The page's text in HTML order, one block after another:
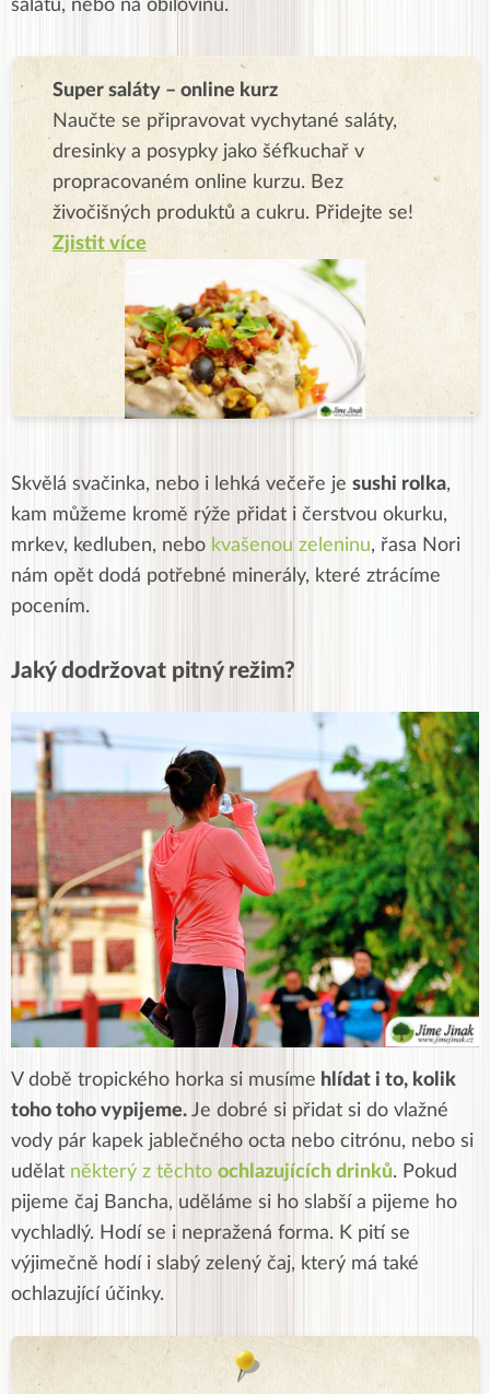
salátu, nebo na obilovinu.
Super saláty – online kurz
Naučte se připravovat vychytané saláty,
dresinky a posypky jako šéfkuchař v
propracovaném online kurzu. Bez
živočišných produktů a cukru. Přidejte se!
Zjistit více
Skvělá svačinka, nebo i lehká večeře je sushi rolka,
kam můžeme kromě rýže přidat i čerstvou okurku,
mrkev, kedluben, nebo kvašenou zeleninu, řasa Nori
nám opět dodá potřebné minerály, které ztrácíme
pocením.
Jaký dodržovat pitný režim?
V době tropického horka si musíme hlídat i to, kolik
toho toho vypijeme. Je dobré si přidat si do vlažné
vody pár kapek jablečného octa nebo citrónu, nebo si
udělat některý z těchto ochlazujících drinků. Pokud
pijeme čaj Bancha, uděláme si ho slabší a pijeme ho
vychladlý. Hodí se i nepražená forma. K pití se
výjimečně hodí i slabý zelený čaj, který má také
ochlazující účinky.